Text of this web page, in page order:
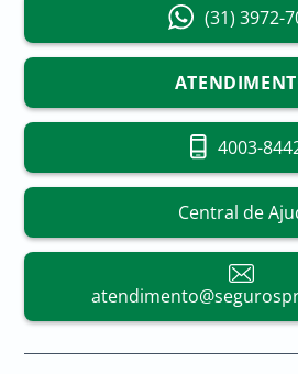
(31) 3972-
4003-
Central de